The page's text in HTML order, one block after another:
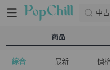
中
商品
綜合 最新 價